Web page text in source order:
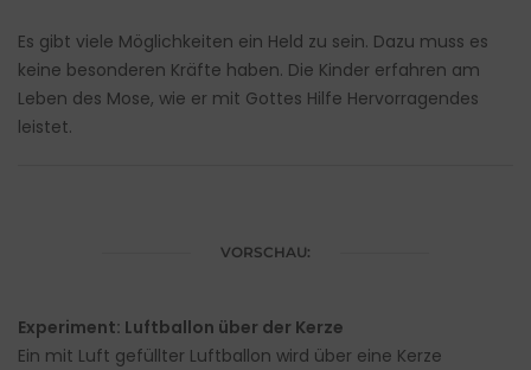
Es gibt viele Möglichkeiten ein Held zu sein. Dazu muss es
keine besonderen Kräfte haben. Die Kinder erfahren am
Leben des Mose, wie er mit Gottes Hilfe Hervorragendes
leistet.
VORSCHAU:
Experiment: Luftballon über der Kerze
Ein mit Luft gefüllter Luftballon wird über eine Kerze